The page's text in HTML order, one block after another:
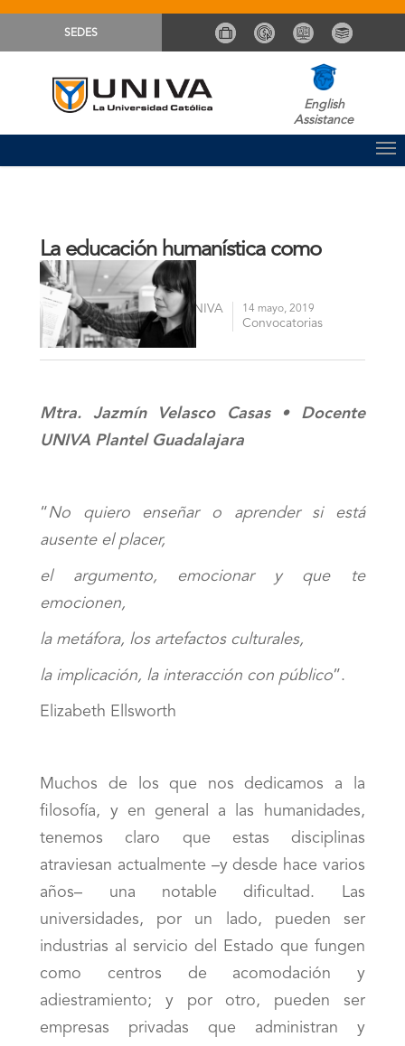
SEDES
English
Assistance
La educación humanística como
producto cultural
By Comunicación Sistema UNIVA 14 mayo, 2019
Convocatorias
Mtra. Jazmín Velasco Casas • Docente
UNIVA Plantel Guadalajara
“ No quiero enseñar o aprender si está
ausente el placer,
el argumento, emocionar y que te
emocionen,
la metáfora, los artefactos culturales,
la implicación, la interacción con público”.
Elizabeth Ellsworth
Muchos de los que nos dedicamos a la
filosofía, y en general a las humanidades,
tenemos claro que estas disciplinas
atraviesan actualmente –y desde hace varios
años– una notable dificultad. Las
universidades, por un lado, pueden ser
industrias al servicio del Estado que fungen
como centros de acomodación y
adiestramiento; y por otro, pueden ser
empresas privadas que administran y